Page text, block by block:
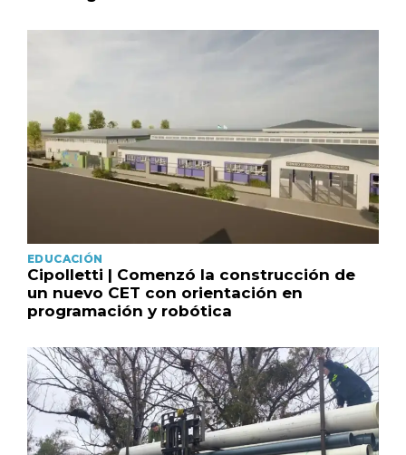
EDUCACIÓN
Cipolletti | Comenzó la construcción de
un nuevo CET con orientación en
programación y robótica